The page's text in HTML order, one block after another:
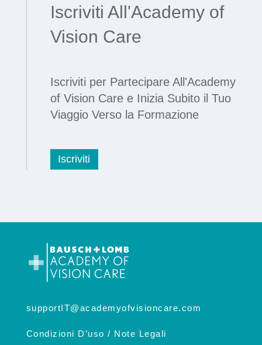
Iscriviti All'Academy of
Vision Care
Iscriviti per Partecipare All'Academy
of Vision Care e Inizia Subito il Tuo
Viaggio Verso la Formazione
Iscriviti
supportIT@academyofvisioncare.com
Condizioni D’uso / Note Legali